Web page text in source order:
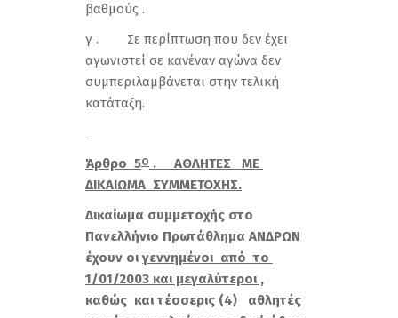
βαθμούς .
γ . Σε περίπτωση που δεν έχει
αγωνιστεί σε κανέναν αγώνα δεν
συμπεριλαμβάνεται στην τελική
κατάταξη.
Άρθρο 5Ο . ΑΘΛΗΤΕΣ ΜΕ
ΔΙΚΑΙΩΜΑ ΣΥΜΜΕΤΟΧΗΣ.
Δικαίωμα συμμετοχής στο
Πανελλήνιο Πρωτάθλημα ΑΝΔΡΩΝ
έχουν οιγεννημένοι από το
1/01/2003 και μεγαλύτεροι ,
καθώς και τέσσερις (4) αθλητές